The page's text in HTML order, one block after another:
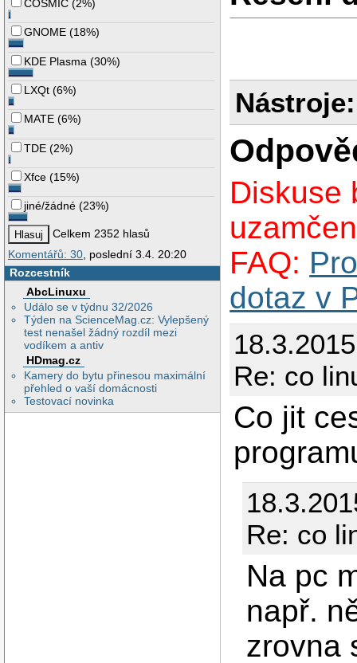
COSMIC (2%)
GNOME (18%)
KDE Plasma (30%)
LXQt (6%)
MATE (6%)
TDE (2%)
Xfce (15%)
jiné/žádné (23%)
Celkem 2352 hlasů
Komentářů: 30 , poslední 3.4. 20:20
Rozcestník
AbcLinuxu
Událo se v týdnu 32/2026
Týden na ScienceMag.cz: Vylepšený
test nenašel žádný rozdíl mezi
vodíkem a antiv
HDmag.cz
Kamery do bytu přinesou maximální
přehled o vaší domácnosti
Testovací novinka
Nástroje:
Diskuse
FAQ:
dotaz v
Re: co
Co jit
Re: co
Na pc
např.
zrovna